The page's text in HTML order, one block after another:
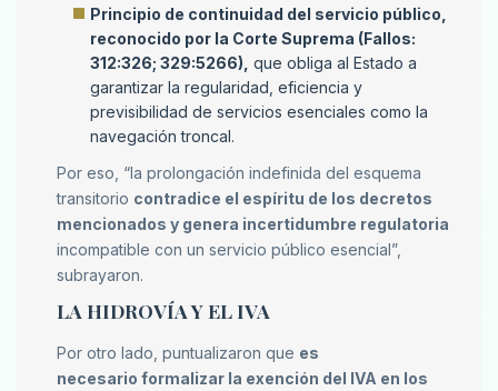
Principio de continuidad del servicio público,
reconocido por la Corte Suprema (Fallos:
312:326; 329:5266), que obliga al Estado a
garantizar la regularidad, eficiencia y
previsibilidad de servicios esenciales como la
navegación troncal.
Por eso, “la prolongación indefinida del esquema
transitorio contradice el espíritu de los decretos
mencionados y genera incertidumbre regulatoria
incompatible con un servicio público esencial”,
subrayaron.
LA HIDROVÍA Y EL IVA
Por otro lado, puntualizaron que es
necesario formalizar la exención del IVA en los